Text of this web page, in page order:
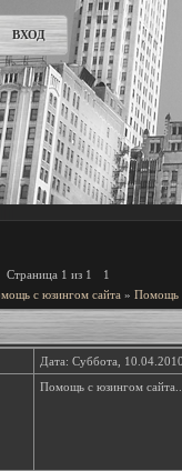
ВХОД
Страница 1 из 1
1
с юзингом сайта » Помощь
Дата: Суббота,
Помощь с юзингом